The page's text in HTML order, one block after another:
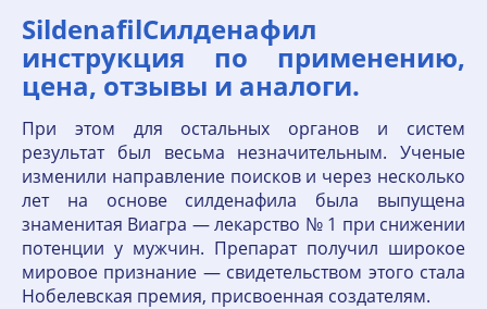
SildenafilСилденафил
инструкция по применению,
цена, отзывы и аналоги.
При этом для остальных органов и систем
результат был весьма незначительным. Ученые
изменили направление поисков и через несколько
лет на основе силденафила была выпущена
знаменитая Виагра — лекарство № 1 при снижении
потенции у мужчин. Препарат получил широкое
мировое признание — свидетельством этого стала
Нобелевская премия, присвоенная создателям.